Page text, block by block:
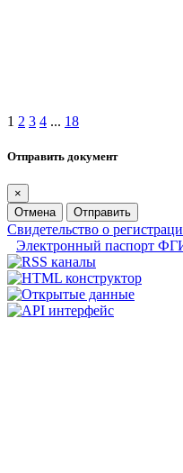
1 2 3 4 ... 18
Отправить документ
×
Отмена
Отправить
Свидетельство о
Электронный паспорт